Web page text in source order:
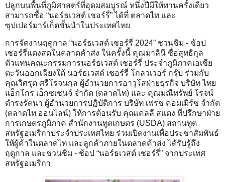
ปลูกบนพื้นที่ภูมิศาสตร์ที่อุดมสมบูรณ์ หนึ่งปีมีให้ทานครั้งเดียว
สามารถซื้อ “นอร์ธเวสต์ เชอร์รี่” ได้ที่ ตลาดไท และ
ซุปเปอร์มาร์เก็ตชั้นนำในประเทศไทย
การจัดงานฤดูกาล “นอร์ธเวสต์ เชอร์รี่ 2024” ชวนชิม - ช้อป
เชอร์รี่แดงสดในตลาดค้าส่ง ในครั้งนี้ คุณมาลินี ซื่อสุทธิกุล
ตัวแทนคณะกรรมการนอร์ธเวสต์ เชอร์รี่ ประจำภูมิภาคเอเชีย
ตะวันออกเฉียงใต้ นอร์ธเวสต์ เชอร์รี่ โกลวเวอร์ กรุ๊ป ร่วมกับ
คุณวิศรุต ศรีโรจนกุล ผู้อำนวยการอาวุโสฝ่ายธุรกิจ บริษัท ไทย
แอ็กโกร เอ็กซเชนจ์ จำกัด (ตลาดไท) และ คุณมณีทรัพย์ โรจน์
ดำรงรัตนา ผู้อำนวยการปฏิบัติการ บริษัท เฟรช คอมเมิร์ซ จำกัด
(ตลาดไท ออนไลน์) ให้การต้อนรับ คุณเคลลี สแตง ที่ปรึกษาฝ่าย
การเกษตรภูมิภาค สำนักงานทูตเกษตร (USDA) สถานทูต
สหรัฐอเมริกาประจำประเทศไทย ร่วมเปิดงานเพื่อประชาสัมพันธ์
ให้ผู้ค้าในตลาดไท และลูกค้าภายในตลาดค้าส่ง ได้รับรู้ถึง
ฤดูกาล และชวนชิม - ช้อป “นอร์ธเวสต์ เชอร์รี่” จากประเทศ
สหรัฐอเมริกา